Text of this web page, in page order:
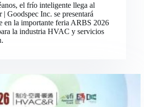
el frío inteligente llega al
| Goodspec Inc. se presentará
en la importante feria ARBS 2026
la industria HVAC y servicios